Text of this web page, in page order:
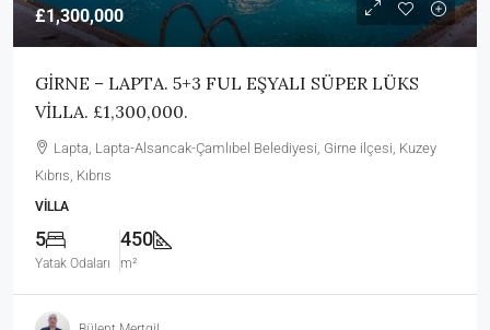
£1,300,000
GİRNE – LAPTA. 5+3 FUL EŞYALI SÜPER LÜKS
VİLLA. £1,300,000.
Lapta, Lapta-Alsancak-Çamlıbel Belediyesi, Girne ilçesi, Kuzey
Kıbrıs, Kıbrıs
VILLA
5
Yatak Odaları
450
m²